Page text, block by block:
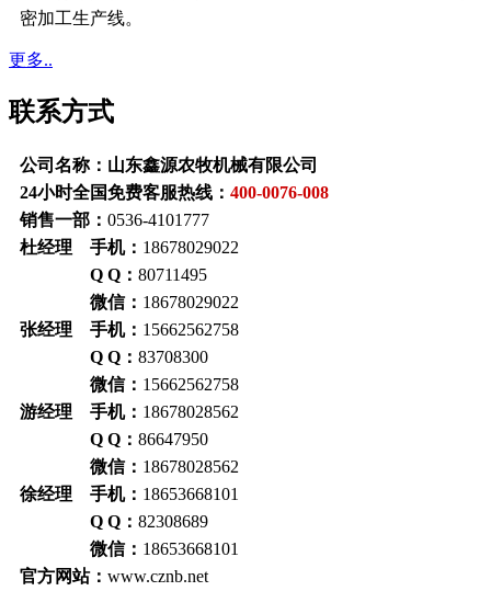
密加工生产线。
更多..
联系方式
公司名称：山东鑫源农牧机械有限公司
24小时全国免费客服热线： 400-0076-008
销售一部： 0536-4101777
杜经理 手机： 18678029022
Q Q： 80711495
微信： 18678029022
张经理 手机： 15662562758
Q Q： 83708300
微信： 15662562758
游经理 手机： 18678028562
Q Q： 86647950
微信： 18678028562
徐经理 手机： 18653668101
Q Q： 82308689
微信： 18653668101
官方网站： www.cznb.net